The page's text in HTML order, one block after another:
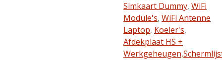
Simkaart Dummy, WiFi
Module's, WiFi Antenne
Laptop, Koeler's,
Afdekplaat HS +
Werkgeheugen,